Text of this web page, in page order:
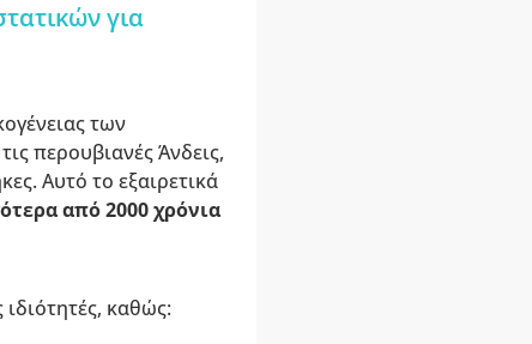
για
των
περουβιανές Άνδεις,
Αυτό το εξαιρετικά
από 2000 χρόνια
καθώς: